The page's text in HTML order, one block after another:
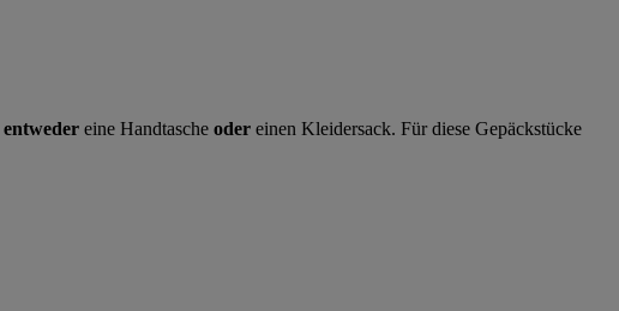
entweder eine Handtasche oder einen Kleidersack. Für diese Gepäckstücke